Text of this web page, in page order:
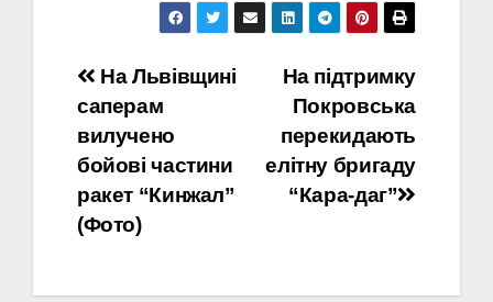
Навігація
записів
На підтримку
Покровська
перекидають
елітну бригаду
“Кара-даг”
На Львівщині
саперам
вилучено
бойові частини
ракет “Кинжал”
(Фото)